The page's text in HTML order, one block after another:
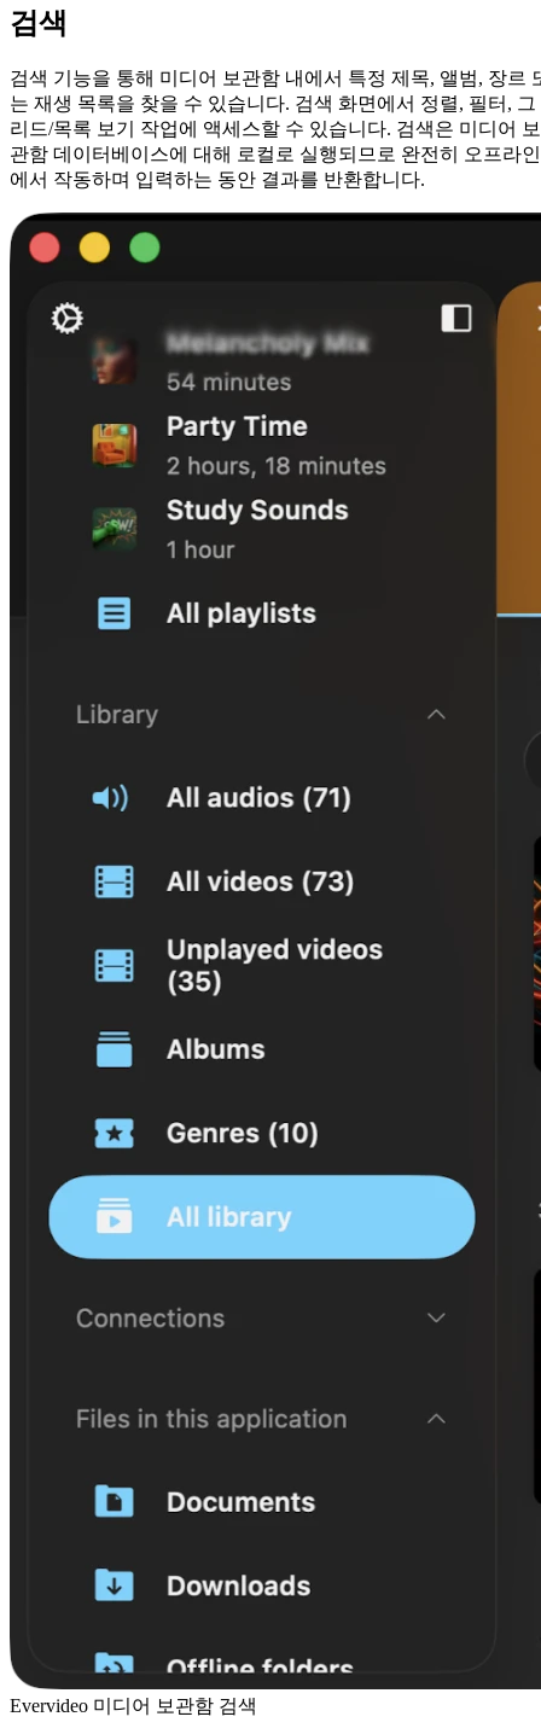
검색
검색 기능을 통해 미디어 보관함 내에서 특정 제목, 앨범, 장르
는 재생 목록을 찾을 수 있습니다. 검색 화면에서 정렬, 필터, 그
리드/목록 보기 작업에 액세스할 수 있습니다. 검색은 미디어 보
관함 데이터베이스에 대해 로컬로 실행되므로 완전히 오프라인
에서 작동하며 입력하는 동안 결과를 반환합니다.
Evervideo 미디어 보관함 검색